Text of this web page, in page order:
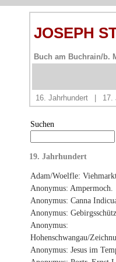
JOSEPH
Buch am Buchrain/b.
16. Jahrhundert
17.
Suchen
19. Jahrhundert
Adam/Woelfle:
Anonymus: Ampermoch.
Anonymus: Canna
Anonymus:
Anonymus:
Hohenschwangau/
Anonymus: Jesus im